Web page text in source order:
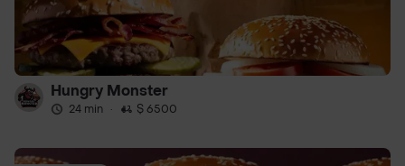
Hungry Monster
24 min · $ 6500